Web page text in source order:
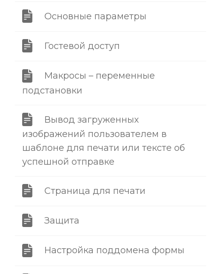
Основные параметры
Гостевой доступ
Макросы – переменные
подстановки
Вывод загруженных
изображений пользователем в
шаблоне для печати или тексте об
успешной отправке
Страница для печати
Защита
Настройка поддомена формы